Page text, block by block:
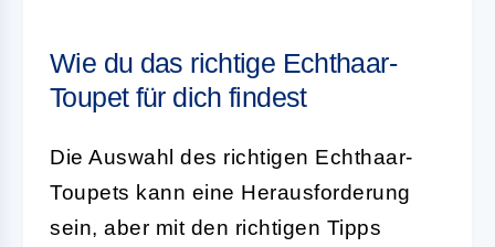
Wie du das richtige Echthaar-
Toupet für dich findest
Die Auswahl des richtigen Echthaar-
Toupets kann eine Herausforderung
sein, aber mit den richtigen Tipps